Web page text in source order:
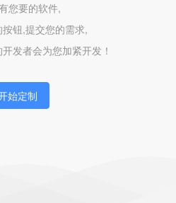
您要的软件,
钮,提交您的需求,
发者会为您加紧开发！
始定制